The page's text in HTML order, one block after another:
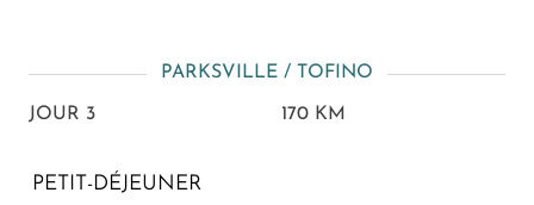
PARKSVILLE / TOFINO
JOUR 3 170 KM
PETIT-DÉJEUNER